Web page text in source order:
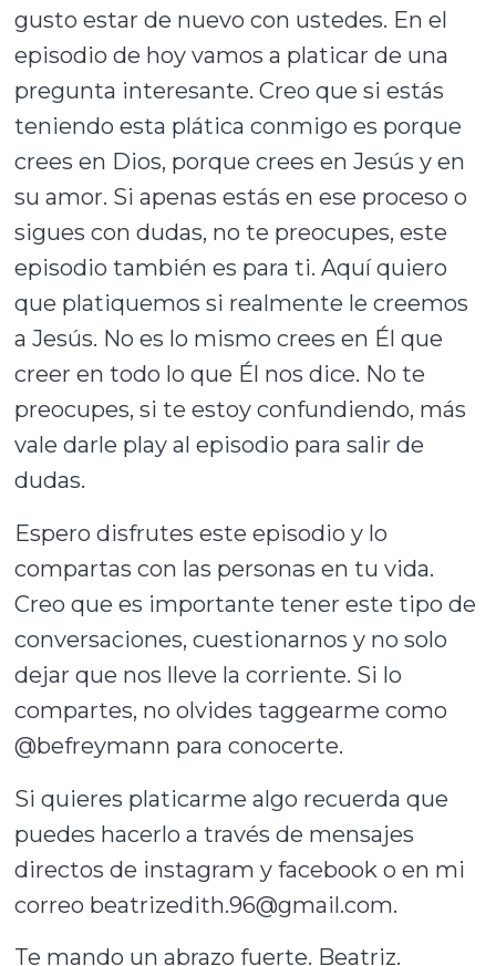
gusto estar de nuevo con ustedes. En el
episodio de hoy vamos a platicar de una
pregunta interesante. Creo que si estás
teniendo esta plática conmigo es porque
crees en Dios, porque crees en Jesús y en
su amor. Si apenas estás en ese proceso o
sigues con dudas, no te preocupes, este
episodio también es para ti. Aquí quiero
que platiquemos si realmente le creemos
a Jesús. No es lo mismo crees en Él que
creer en todo lo que Él nos dice. No te
preocupes, si te estoy confundiendo, más
vale darle play al episodio para salir de
dudas.
Espero disfrutes este episodio y lo
compartas con las personas en tu vida.
Creo que es importante tener este tipo de
conversaciones, cuestionarnos y no solo
dejar que nos lleve la corriente. Si lo
compartes, no olvides taggearme como
@befreymann para conocerte.
Si quieres platicarme algo recuerda que
puedes hacerlo a través de mensajes
directos de instagram y facebook o en mi
correo beatrizedith.96@gmail.com.
Te mando un abrazo fuerte. Beatriz.